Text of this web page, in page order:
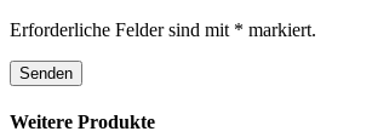
Erforderliche Felder sind mit * markiert.
Weitere Produkte